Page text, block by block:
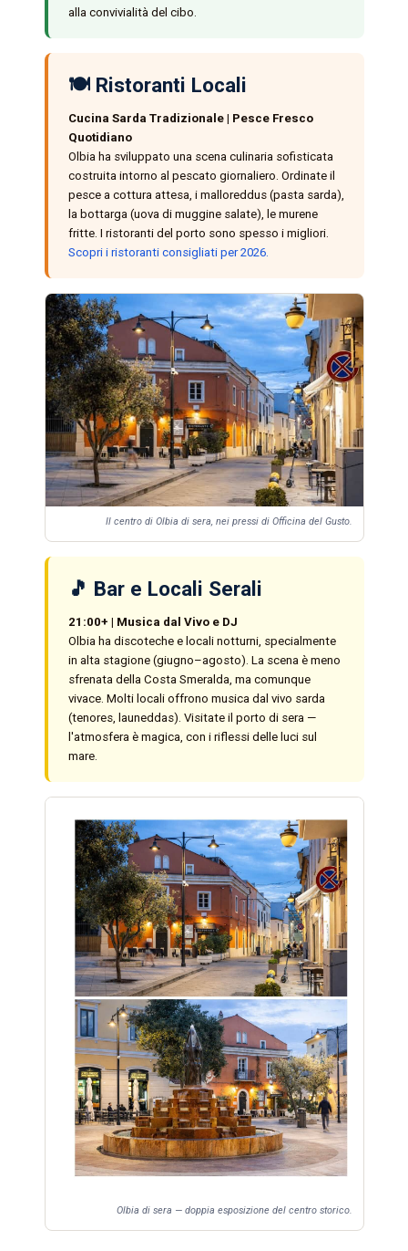
alla convivialità del cibo.
🍽️ Ristoranti Locali
Cucina Sarda Tradizionale | Pesce Fresco
Quotidiano
Olbia ha sviluppato una scena culinaria sofisticata
costruita intorno al pescato giornaliero. Ordinate il
pesce a cottura attesa, i malloreddus (pasta sarda),
la bottarga (uova di muggine salate), le murene
fritte. I ristoranti del porto sono spesso i migliori.
Scopri i ristoranti consigliati per 2026.
Il centro di Olbia di sera, nei pressi di Officina del Gusto.
🎵 Bar e Locali Serali
21:00+ | Musica dal Vivo e DJ
Olbia ha discoteche e locali notturni, specialmente
in alta stagione (giugno–agosto). La scena è meno
sfrenata della Costa Smeralda, ma comunque
vivace. Molti locali offrono musica dal vivo sarda
(tenores, launeddas). Visitate il porto di sera —
l'atmosfera è magica, con i riflessi delle luci sul
mare.
Olbia di sera — doppia esposizione del centro storico.